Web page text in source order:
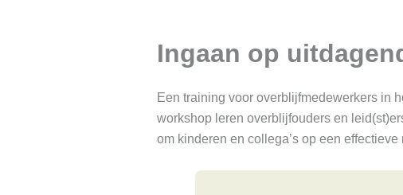
Ingaan op
Een training voor overblijfmedewerkers in
workshop leren overblijfouders en
om kinderen en collega’s op een